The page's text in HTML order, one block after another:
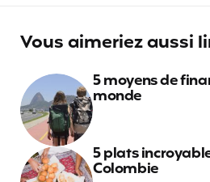
Vous aimeriez aussi
5 moyens de
monde
5 plats
Colombie